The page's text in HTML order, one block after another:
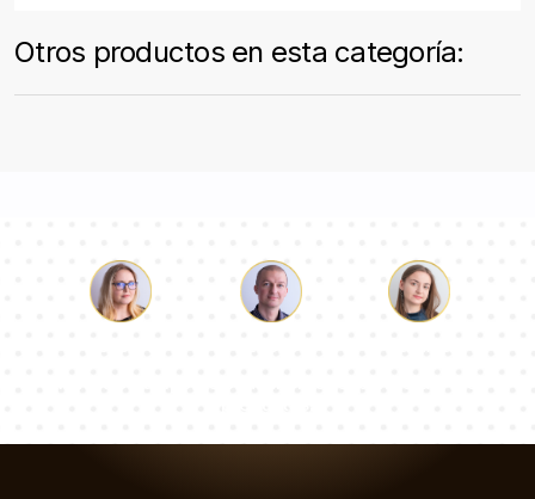
Otros productos en esta categoría: